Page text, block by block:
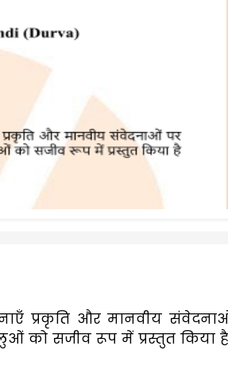
प्रकृति और मानवीय
को सजीव रूप में प्रस्तुत किया